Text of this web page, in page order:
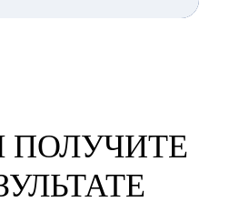
ПОЛУЧИТЕ